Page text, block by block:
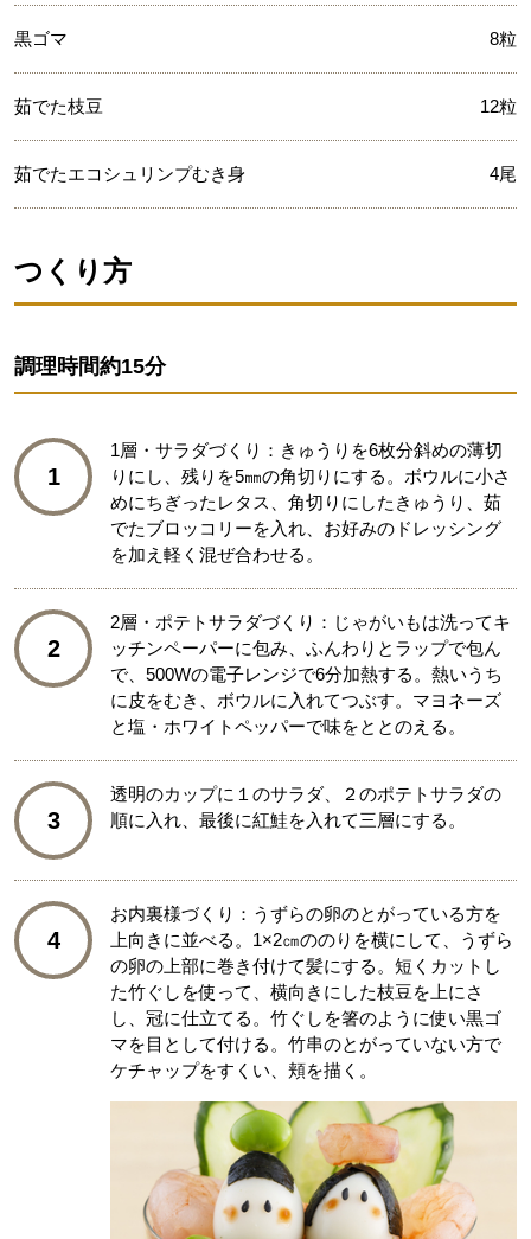
黒ゴマ 8粒
茹でた枝豆 12粒
茹でたエコシュリンプむき身 4尾
つくり方
調理時間約15分
1
1層・サラダづくり：きゅうりを6枚分斜めの薄切
りにし、残りを5㎜の角切りにする。ボウルに小さ
めにちぎったレタス、角切りにしたきゅうり、茹
でたブロッコリーを入れ、お好みのドレッシング
を加え軽く混ぜ合わせる。
2
2層・ポテトサラダづくり：じゃがいもは洗ってキ
ッチンペーパーに包み、ふんわりとラップで包ん
で、500Wの電子レンジで6分加熱する。熱いうち
に皮をむき、ボウルに入れてつぶす。マヨネーズ
と塩・ホワイトペッパーで味をととのえる。
3
透明のカップに１のサラダ、２のポテトサラダの
順に入れ、最後に紅鮭を入れて三層にする。
4
お内裏様づくり：うずらの卵のとがっている方を
上向きに並べる。1×2㎝ののりを横にして、うずら
の卵の上部に巻き付けて髪にする。短くカットし
た竹ぐしを使って、横向きにした枝豆を上にさ
し、冠に仕立てる。竹ぐしを箸のように使い黒ゴ
マを目として付ける。竹串のとがっていない方で
ケチャップをすくい、頬を描く。